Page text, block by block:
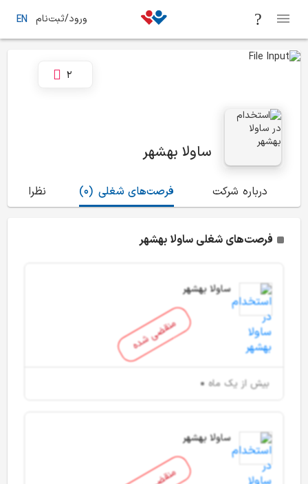
ورود/ثبت‌نام EN
ساولا بهشهر
2
درباره شرکت (0) فرصت‌های شغلی نظرات
فرصت‌های شغلی ساولا بهشهر
منقضی شده
ساولا بهشهر
بیش از یک ماه
ساولا بهشهر